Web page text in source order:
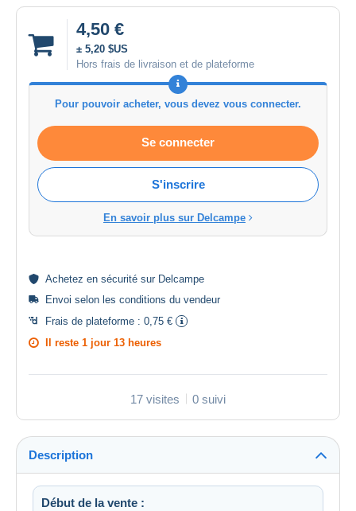
4,50 €
± 5,20 $US
Hors frais de livraison et de plateforme
Pour pouvoir acheter, vous devez vous connecter.
Se connecter
S'inscrire
En savoir plus sur Delcampe
Achetez en sécurité sur Delcampe
Envoi selon les conditions du vendeur
Frais de plateforme : 0,75 €
Il reste 1 jour 13 heures
17 visites 0 suivi
Description
Début de la vente :